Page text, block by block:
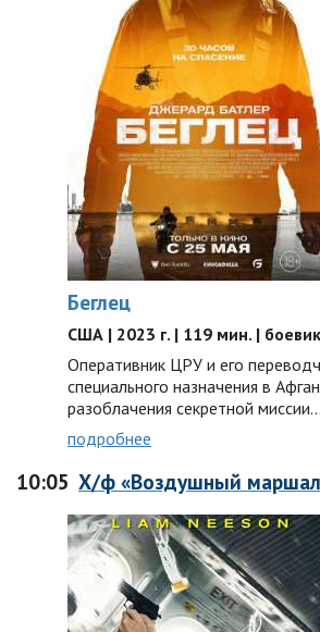
Беглец
США | 2023 г. | 119 мин. |
Оперативник ЦРУ и его
специального назначения в
разоблачения секретной миссии…
подробнее
10:05 Х/ф «Воздушный